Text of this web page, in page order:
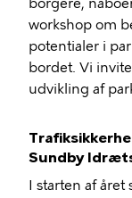
borgere,
workshop om
potentialer i
bordet. Vi
udvikling af
Sundby
I starten af året